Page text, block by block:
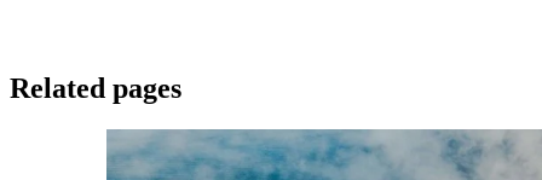
Related pages